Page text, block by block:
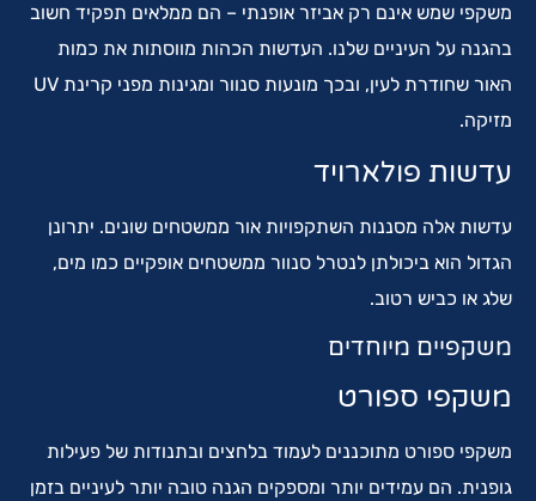
משקפי שמש אינם רק אביזר אופנתי – הם ממלאים תפקיד חשוב
בהגנה על העיניים שלנו. העדשות הכהות מווסתות את כמות
האור שחודרת לעין, ובכך מונעות סנוור ומגינות מפני קרינת UV
מזיקה.
עדשות פולארויד
עדשות אלה מסננות השתקפויות אור ממשטחים שונים. יתרונן
הגדול הוא ביכולתן לנטרל סנוור ממשטחים אופקיים כמו מים,
שלג או כביש רטוב.
משקפיים מיוחדים
משקפי ספורט
משקפי ספורט מתוכננים לעמוד בלחצים ובתנודות של פעילות
גופנית. הם עמידים יותר ומספקים הגנה טובה יותר לעיניים בזמן